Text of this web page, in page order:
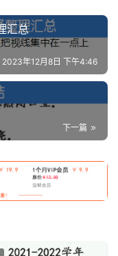
汇总
2023年12月8日 下午4:46
下一篇